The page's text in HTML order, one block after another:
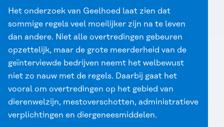
Het onderzoek van Geelhoed laat zien dat
sommige regels veel moeilijker zijn na te leven
dan andere. Niet alle overtredingen gebeuren
opzettelijk, maar de grote meerderheid van de
geïnterviewde bedrijven neemt het welbewust
niet zo nauw met de regels. Daarbij gaat het
vooral om overtredingen op het gebied van
dierenwelzijn, mestoverschotten, administratieve
verplichtingen en diergeneesmiddelen.